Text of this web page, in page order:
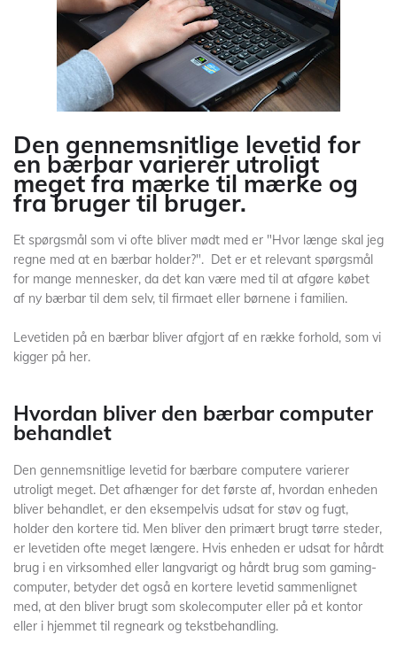
Den gennemsnitlige levetid for
en bærbar varierer utroligt
meget fra mærke til mærke og
fra bruger til bruger.
Et spørgsmål som vi ofte bliver mødt med er "Hvor længe skal jeg
regne med at en bærbar holder?". Det er et relevant spørgsmål
for mange mennesker, da det kan være med til at afgøre købet
af ny bærbar til dem selv, til firmaet eller børnene i familien.
Levetiden på en bærbar bliver afgjort af en række forhold, som vi
kigger på her.
Hvordan bliver den bærbar computer
behandlet
Den gennemsnitlige levetid for bærbare computere varierer
utroligt meget. Det afhænger for det første af, hvordan enheden
bliver behandlet, er den eksempelvis udsat for støv og fugt,
holder den kortere tid. Men bliver den primært brugt tørre steder,
er levetiden ofte meget længere. Hvis enheden er udsat for hårdt
brug i en virksomhed eller langvarigt og hårdt brug som gaming-
computer, betyder det også en kortere levetid sammenlignet
med, at den bliver brugt som skolecomputer eller på et kontor
eller i hjemmet til regneark og tekstbehandling.